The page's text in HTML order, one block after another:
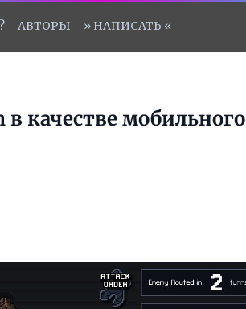
АВТОРЫ » НАПИСАТЬ «
качестве мобильного